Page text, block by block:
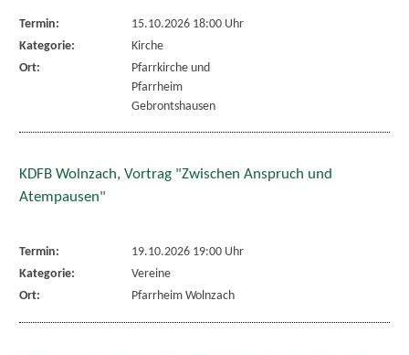
Termin:
15.10.2026 18:00 Uhr
Kategorie:
Kirche
Ort:
Pfarrkirche und
Pfarrheim
Gebrontshausen
KDFB Wolnzach, Vortrag "Zwischen Anspruch und
Atempausen"
Termin:
19.10.2026 19:00 Uhr
Kategorie:
Vereine
Ort:
Pfarrheim Wolnzach